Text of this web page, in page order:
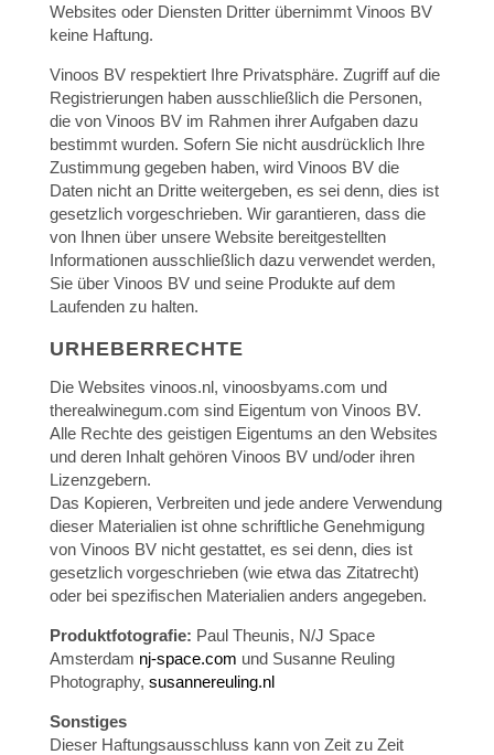
Websites oder Diensten Dritter übernimmt Vinoos BV
keine Haftung.
Vinoos BV respektiert Ihre Privatsphäre. Zugriff auf die
Registrierungen haben ausschließlich die Personen,
die von Vinoos BV im Rahmen ihrer Aufgaben dazu
bestimmt wurden. Sofern Sie nicht ausdrücklich Ihre
Zustimmung gegeben haben, wird Vinoos BV die
Daten nicht an Dritte weitergeben, es sei denn, dies ist
gesetzlich vorgeschrieben. Wir garantieren, dass die
von Ihnen über unsere Website bereitgestellten
Informationen ausschließlich dazu verwendet werden,
Sie über Vinoos BV und seine Produkte auf dem
Laufenden zu halten.
URHEBERRECHTE
Die Websites vinoos.nl, vinoosbyams.com und
therealwinegum.com sind Eigentum von Vinoos BV.
Alle Rechte des geistigen Eigentums an den Websites
und deren Inhalt gehören Vinoos BV und/oder ihren
Lizenzgebern.
Das Kopieren, Verbreiten und jede andere Verwendung
dieser Materialien ist ohne schriftliche Genehmigung
von Vinoos BV nicht gestattet, es sei denn, dies ist
gesetzlich vorgeschrieben (wie etwa das Zitatrecht)
oder bei spezifischen Materialien anders angegeben.
Produktfotografie: Paul Theunis, N/J Space
Amsterdam nj-space.com und Susanne Reuling
Photography, susannereuling.nl
Sonstiges
Dieser Haftungsausschluss kann von Zeit zu Zeit